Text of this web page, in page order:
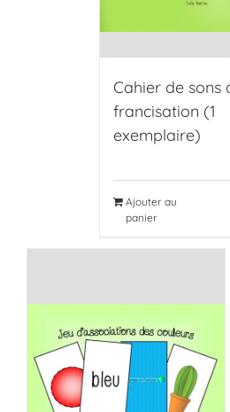
Cahier de sons
francisation (1
exemplaire)
Ajouter au
panier